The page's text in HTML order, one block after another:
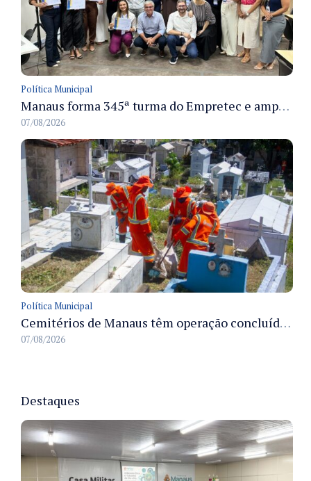
Política Municipal
Manaus forma 345ª turma do Empretec e amplia qualificação de empreendedores na cidade
07/08/2026
Política Municipal
Cemitérios de Manaus têm operação concluída e estrutura pronta para receber famílias no Dia dos Pais
07/08/2026
Destaques